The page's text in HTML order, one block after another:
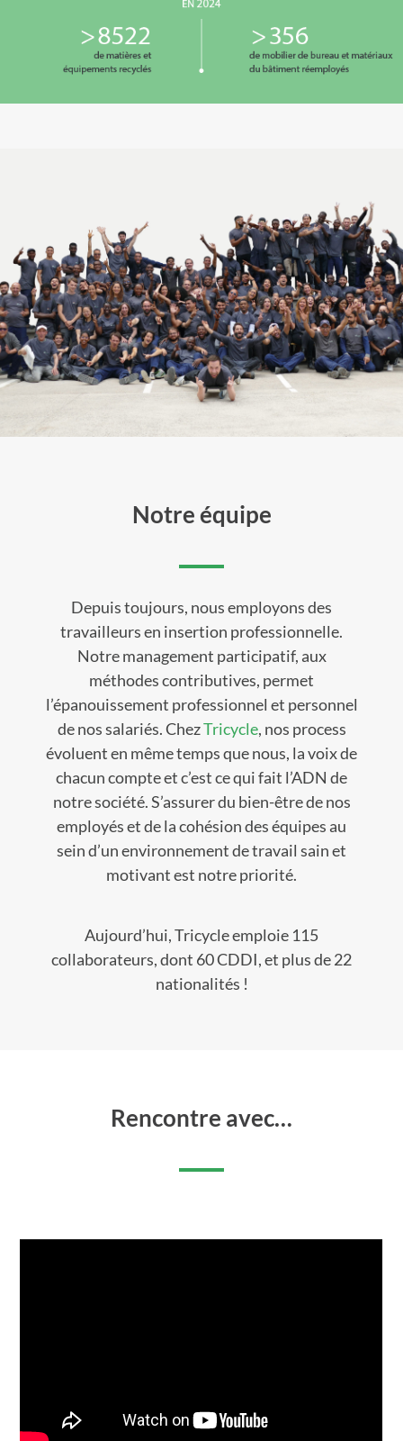
Notre équipe
Depuis toujours, nous employons des
travailleurs en insertion professionnelle.
Notre management participatif, aux
méthodes contributives, permet
l’épanouissement professionnel et personnel
de nos salariés. ChezTricycle, nos process
évoluent en même temps que nous, la voix de
chacun compte et c’est ce qui fait l’ADN de
notre société. S’assurer du bien-être de nos
employés et de la cohésion des équipes au
sein d’un environnement de travail sain et
motivant est notre priorité.
Aujourd’hui, Tricycle emploie 115
collaborateurs, dont 60 CDDI, et plus de 22
nationalités !
Rencontre avec…